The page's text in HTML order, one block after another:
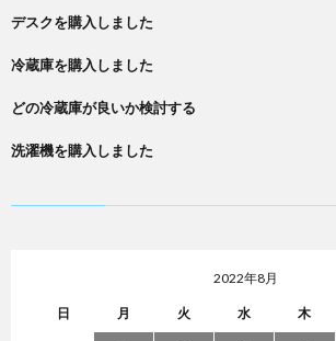
デスクを購入しました
冷蔵庫を購入しました
どの冷蔵庫が良いか検討する
洗濯機を購入しました
2022年8月
日 月 火 水 木